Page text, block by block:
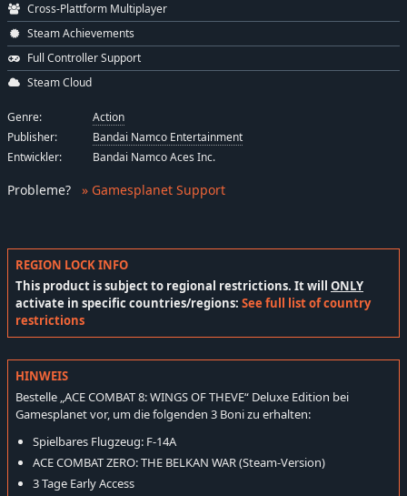
REGION LOCK INFO
This product is subject to regional restrictions. It will ONLY
activate in specific countries/regions: See full list of country
restrictions
HINWEIS
Bestelle „ACE COMBAT 8: WINGS OF THEVE“ Deluxe Edition bei
Gamesplanet vor, um die folgenden 3 Boni zu erhalten:
Spielbares Flugzeug: F-14A
ACE COMBAT ZERO: THE BELKAN WAR (Steam-Version)
3 Tage Early Access
Cross-Plattform Multiplayer
Steam Achievements
Full Controller Support
Steam Cloud
Genre:
Action
Publisher:
Bandai Namco Entertainment
Entwickler:
Bandai Namco Aces Inc.
Probleme? » Gamesplanet Support